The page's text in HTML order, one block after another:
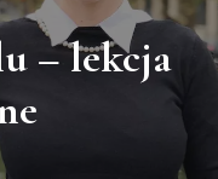
– lekcja